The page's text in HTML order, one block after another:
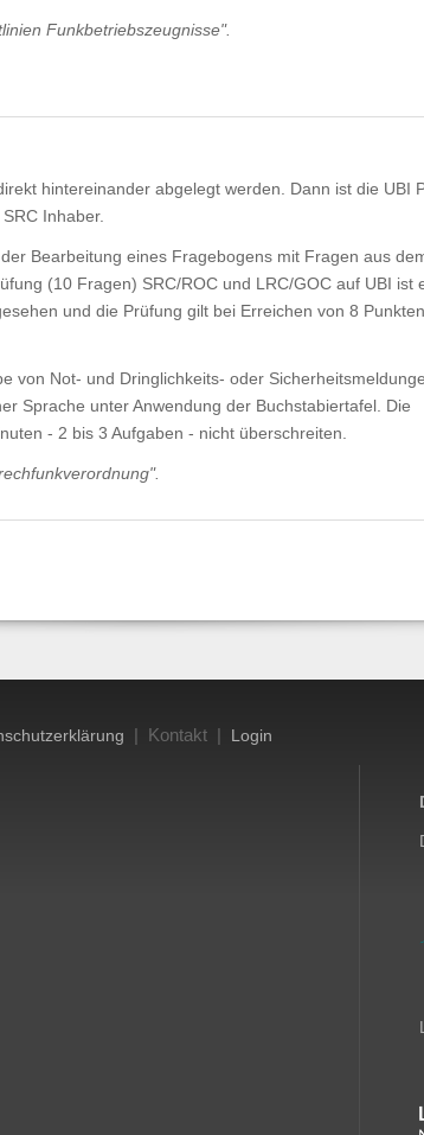
Funkbetriebszeugnisse".
hintereinander abgelegt werden. Dann ist die UBI
Inhaber.
Bearbeitung eines Fragebogens mit Fragen aus
(10 Fragen) SRC/ROC und LRC/GOC auf UBI ist
und die Prüfung gilt bei Erreichen von 8
von Not- und Dringlichkeits- oder
Sprache unter Anwendung der Buchstabiertafel. Die
- 2 bis 3 Aufgaben - nicht überschreiten.
| Kontakt | Login